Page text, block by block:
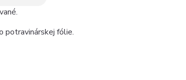
potravinárskej fólie.